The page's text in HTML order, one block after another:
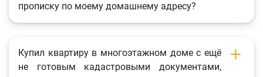
прописку по моему домашнему адресу?
Купил квартиру в многоэтажном доме с ещё
не готовым кадастровыми документами,